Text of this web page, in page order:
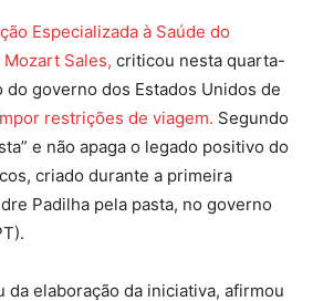
Especializada à Saúde do
Sales, criticou nesta quarta-
do governo dos Estados Unidos de
restrições de viagem. Segundo
e não apaga o legado positivo do
criado durante a primeira
Padilha pela pasta, no governo
da elaboração da iniciativa, afirmou